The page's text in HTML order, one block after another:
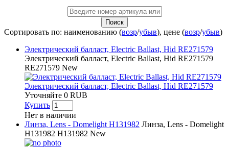
Поиск
Сортировать по: наименованию (возр/убыв), цене (возр/убыв)
Электрический балласт, Electric Ballast, Hid RE271579
Электрический балласт, Electric Ballast, Hid RE271579
RE271579 New
Электрический балласт, Electric Ballast, Hid RE271579
Уточняйте 0 RUB
Купить
Нет в наличии
Линза, Lens - Domelight H131982 Линза, Lens - Domelight
H131982 H131982 New